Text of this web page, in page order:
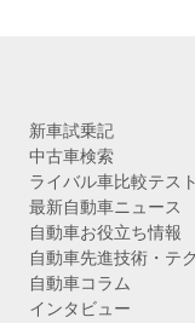
新車試乗記
中古車検索
ライバル車比較テスト
最新自動車ニュース
自動車お役立ち情報
自動車先進技術・テ
自動車コラム
インタビュー